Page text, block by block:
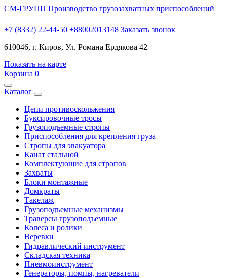
СМ-ГРУПП Производство грузозахватных приспособлений
+7 (8332) 22-44-50 +88002013148 Заказать звонок
610046, г. Киров, Ул. Романа Ердякова 42
Показать на карте
Корзина 0
Каталог
Цепи противоскольжения
Буксировочные тросы
Грузоподъемные стропы
Приспособления для крепления груза
Стропы для эвакуатора
Канат стальной
Комплектующие для стропов
Захваты
Блоки монтажные
Домкраты
Такелаж
Грузоподъемные механизмы
Траверсы грузоподъемные
Колеса и ролики
Веревки
Гидравлический инструмент
Складская техника
Пневмоинструмент
Генераторы, помпы, нагреватели